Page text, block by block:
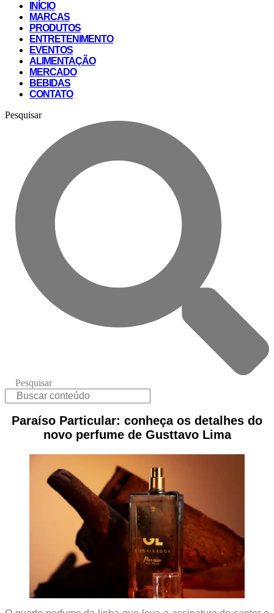
INÍCIO
MARCAS
PRODUTOS
ENTRETENIMENTO
EVENTOS
ALIMENTAÇÃO
MERCADO
BEBIDAS
CONTATO
Pesquisar
Pesquisar
Paraíso Particular: conheça os detalhes do
novo perfume de Gusttavo Lima